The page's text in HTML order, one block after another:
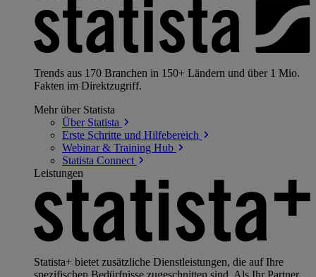
Trends aus 170 Branchen in 150+ Ländern und über 1 Mio.
Fakten im Direktzugriff.
Mehr über Statista
Über Statista
Erste Schritte und Hilfebereich
Webinar & Training Hub
Statista Connect
Leistungen
Statista+ bietet zusätzliche Dienstleistungen, die auf Ihre
spezifischen Bedürfnisse zugeschnitten sind. Als Ihr Partner